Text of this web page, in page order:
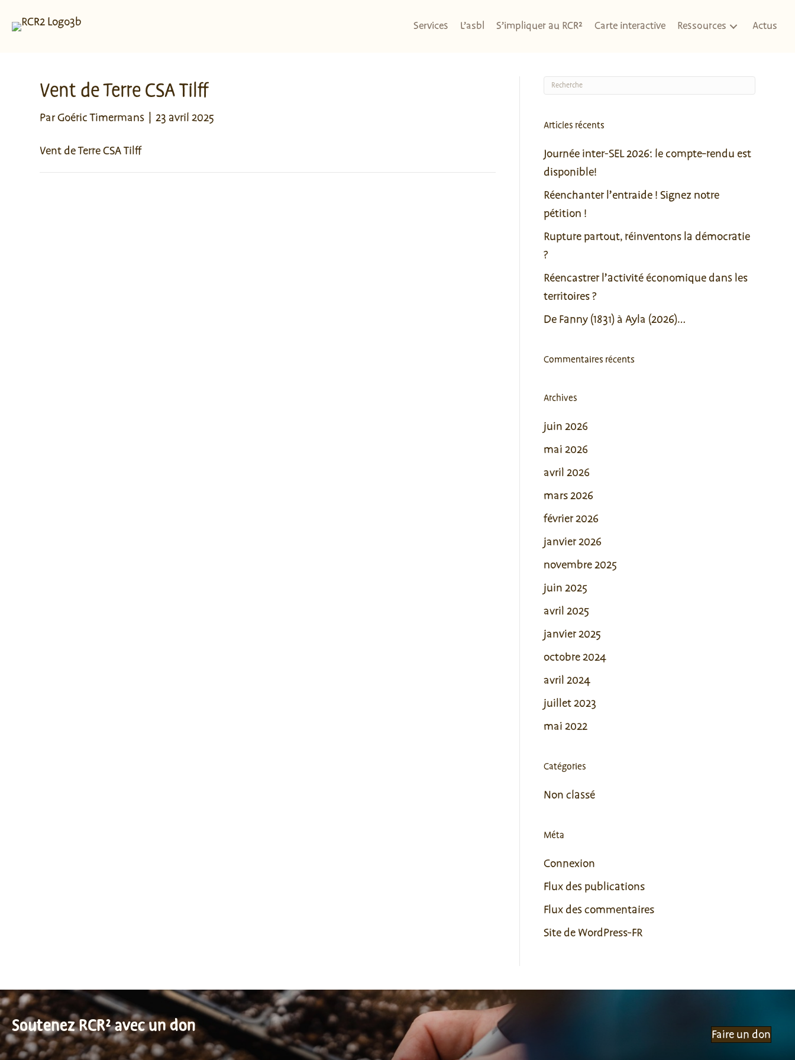
Services L’asbl S’impliquer au RCR² Carte interactive Ressources Actus
Vent de Terre CSA Tilff
ParGoéric Timermans | 23 avril 2025
Vent de Terre CSA Tilff
Articles récents
Journée inter-SEL 2026: le compte-rendu est
disponible!
Réenchanter l’entraide ! Signez notre
pétition !
Rupture partout, réinventons la démocratie
?
Réencastrer l’activité économique dans les
territoires ?
De Fanny (1831) à Ayla (2026)…
Commentaires récents
Archives
juin 2026
mai 2026
avril 2026
mars 2026
février 2026
janvier 2026
novembre 2025
juin 2025
avril 2025
janvier 2025
octobre 2024
avril 2024
juillet 2023
mai 2022
Catégories
Non classé
Méta
Connexion
Flux des publications
Flux des commentaires
Site de WordPress-FR
Soutenez RCR² avec un don Faire un don